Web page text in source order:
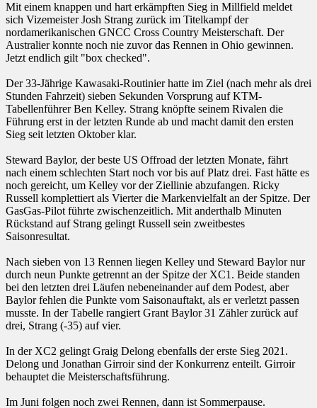
Mit einem knappen und hart erkämpften Sieg in Millfield meldet
sich Vizemeister Josh Strang zurück im Titelkampf der
nordamerikanischen GNCC Cross Country Meisterschaft. Der
Australier konnte noch nie zuvor das Rennen in Ohio gewinnen.
Jetzt endlich gilt "box checked".
Der 33-Jährige Kawasaki-Routinier hatte im Ziel (nach mehr als drei
Stunden Fahrzeit) sieben Sekunden Vorsprung auf KTM-
Tabellenführer Ben Kelley. Strang knöpfte seinem Rivalen die
Führung erst in der letzten Runde ab und macht damit den ersten
Sieg seit letzten Oktober klar.
Steward Baylor, der beste US Offroad der letzten Monate, fährt
nach einem schlechten Start noch vor bis auf Platz drei. Fast hätte es
noch gereicht, um Kelley vor der Ziellinie abzufangen. Ricky
Russell komplettiert als Vierter die Markenvielfalt an der Spitze. Der
GasGas-Pilot führte zwischenzeitlich. Mit anderthalb Minuten
Rückstand auf Strang gelingt Russell sein zweitbestes
Saisonresultat.
Nach sieben von 13 Rennen liegen Kelley und Steward Baylor nur
durch neun Punkte getrennt an der Spitze der XC1. Beide standen
bei den letzten drei Läufen nebeneinander auf dem Podest, aber
Baylor fehlen die Punkte vom Saisonauftakt, als er verletzt passen
musste. In der Tabelle rangiert Grant Baylor 31 Zähler zurück auf
drei, Strang (-35) auf vier.
In der XC2 gelingt Graig Delong ebenfalls der erste Sieg 2021.
Delong und Jonathan Girroir sind der Konkurrenz enteilt. Girroir
behauptet die Meisterschaftsführung.
Im Juni folgen noch zwei Rennen, dann ist Sommerpause.